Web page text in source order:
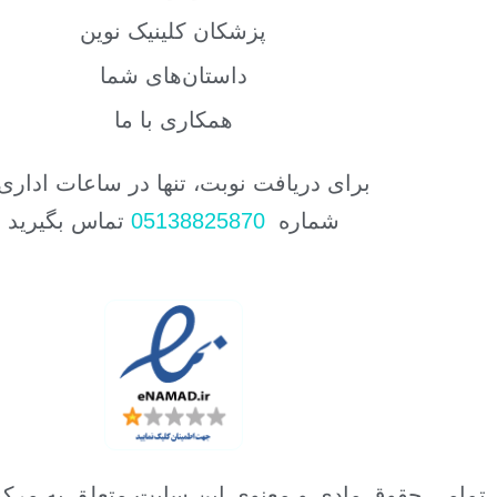
پزشکان کلینیک نوین
داستان‌های شما
همکاری با ما
برای دریافت نوبت، تنها در ساعات اداری
شماره05138825870 تماس بگیرید